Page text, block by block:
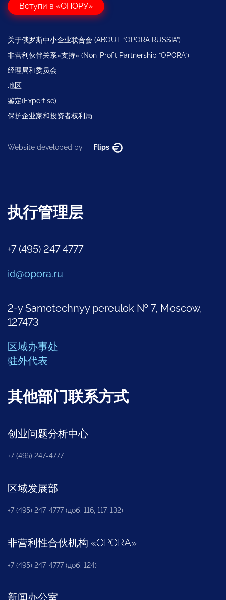
Вступи в «ОПОРУ»
关于俄罗斯中小企业联合会 (ABOUT “OPORA RUSSIA”)
非营利伙伴关系«支持» (Non-Profit Partnership “OPORA”)
经理局和委员会
地区
鉴定(Expertise)
保护企业家和投资者权利局
Website developed by — Flips
执行管理层
+7 (495) 247 4777
id@opora.ru
2-y Samotechnyy pereulok № 7, Moscow,
127473
区域办事处
驻外代表
其他部门联系方式
创业问题分析中心
+7 (495) 247-4777
区域发展部
+7 (495) 247-4777 (доб. 116, 117, 132)
非营利性合伙机构 «OPORA»
+7 (495) 247-4777 (доб. 124)